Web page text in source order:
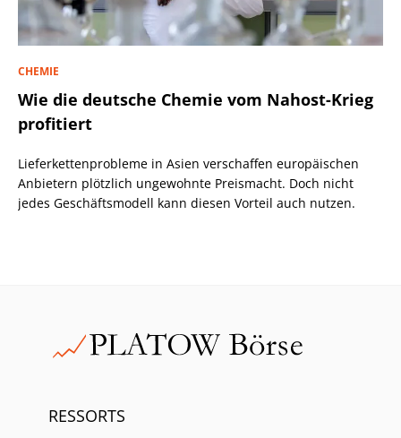
CHEMIE
Wie die deutsche Chemie vom Nahost-Krieg
profitiert
Lieferkettenprobleme in Asien verschaffen europäischen
Anbietern plötzlich ungewohnte Preismacht. Doch nicht
jedes Geschäftsmodell kann diesen Vorteil auch nutzen.
RESSORTS